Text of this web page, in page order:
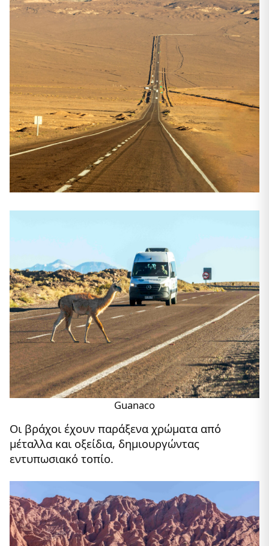
Guanaco
Οι βράχοι έχουν παράξενα χρώματα από
μέταλλα και οξείδια, δημιουργώντας
εντυπωσιακό τοπίο.